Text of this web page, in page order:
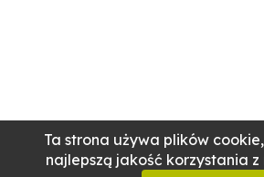
Ta strona używa plików
najlepszą jakość korzystania z